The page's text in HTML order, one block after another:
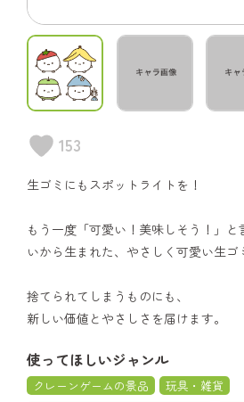
153
生ゴミにもスポットライトを！
もう一度「可愛い！美味しそう！」
いから生まれた、やさしく可愛い生ゴ
捨てられてしまうものにも、
新しい価値とやさしさを届けます。
使ってほしいジャンル
クレーンゲームの景品
玩具・雑貨